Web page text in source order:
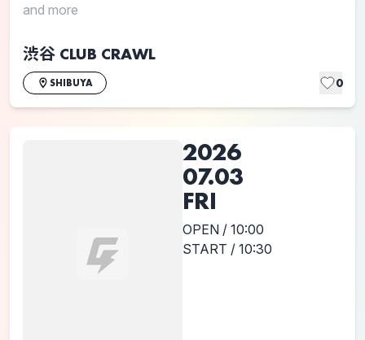
and more
渋谷 CLUB CRAWL
SHIBUYA 0
2026
07.03
FRI
OPEN / 10:00
START / 10:30